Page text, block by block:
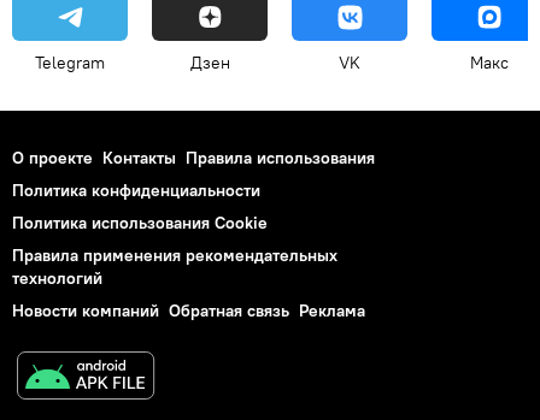
Telegram Дзен VK Макс
О проекте Контакты Правила использования
Политика конфиденциальности
Политика использования Cookie
Правила применения рекомендательных
технологий
Новости компаний Обратная связь Реклама